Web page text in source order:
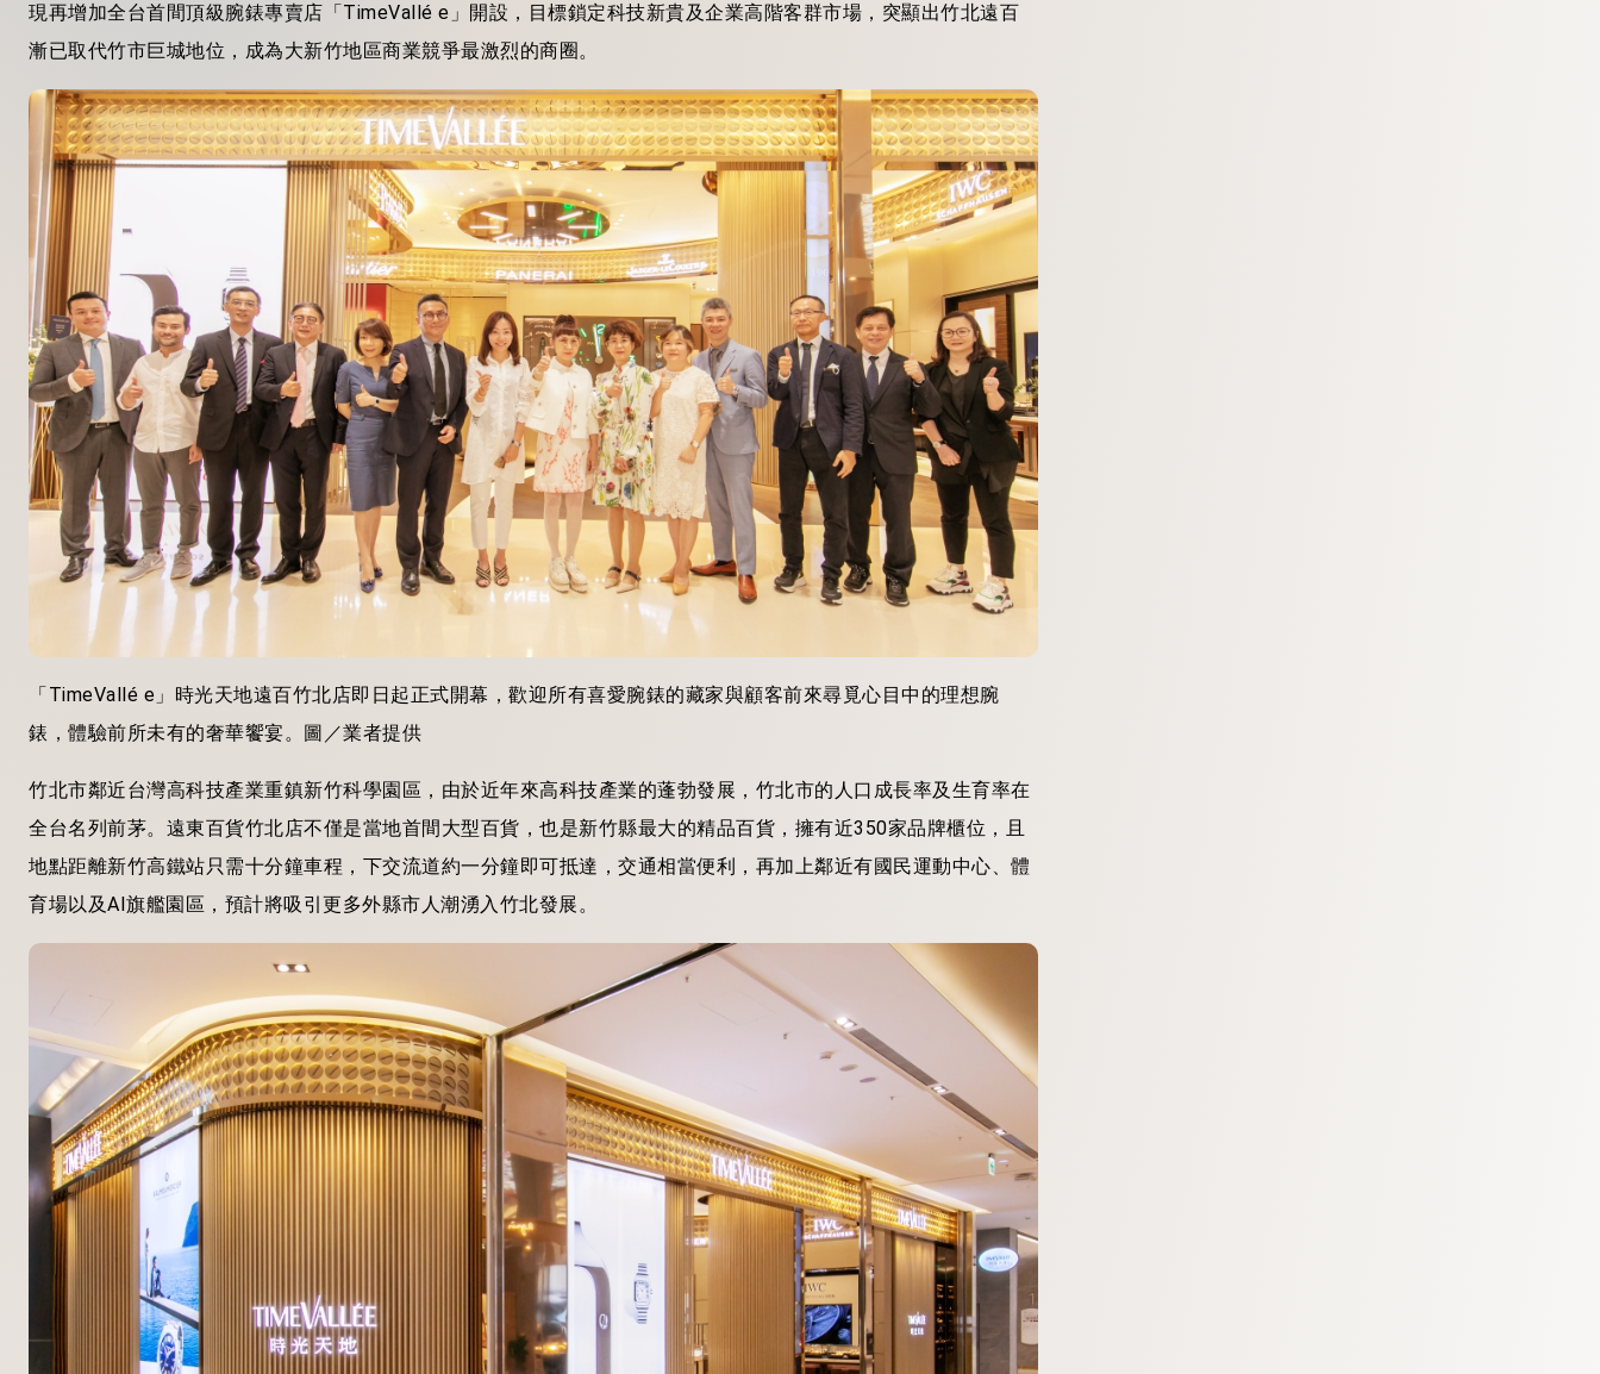
現再增加全台首間頂級腕錶專賣店「TimeVallé e」開設，目標鎖定科技新貴及企業高階客群市場，突顯出竹北遠百
漸已取代竹市巨城地位，成為大新竹地區商業競爭最激烈的商圈。
「TimeVallé e」時光天地遠百竹北店即日起正式開幕，歡迎所有喜愛腕錶的藏家與顧客前來尋覓心目中的理想腕
錶，體驗前所未有的奢華饗宴。圖／業者提供
竹北市鄰近台灣高科技產業重鎮新竹科學園區，由於近年來高科技產業的蓬勃發展，竹北市的人口成長率及生育率在
全台名列前茅。遠東百貨竹北店不僅是當地首間大型百貨，也是新竹縣最大的精品百貨，擁有近350家品牌櫃位，且
地點距離新竹高鐵站只需十分鐘車程，下交流道約一分鐘即可抵達，交通相當便利，再加上鄰近有國民運動中心、體
育場以及AI旗艦園區，預計將吸引更多外縣市人潮湧入竹北發展。